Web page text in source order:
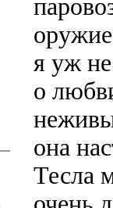
я уж
о
она
Тесла